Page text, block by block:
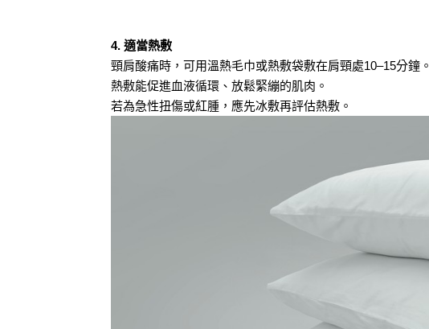
4. 適當熱敷
頸肩酸痛時，可用溫熱毛巾或熱敷袋敷在肩頸處10–15分鐘。
熱敷能促進血液循環、放鬆緊繃的肌肉。
若為急性扭傷或紅腫，應先冰敷再評估熱敷。